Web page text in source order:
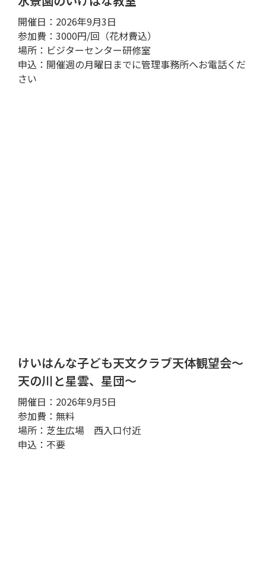
開催日：2026年9月3日
参加費：3000円/回（花材費込）
場所：ビジターセンター研修室
申込：開催週の月曜日までに管理事務所へお電話くだ
さい
けいはんな子ども天文クラブ天体観望会～
天の川と星雲、星団～
開催日：2026年9月5日
参加費：無料
場所：芝生広場 西入口付近
申込：不要